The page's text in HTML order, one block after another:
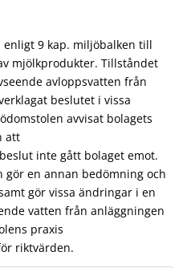
9 kap. miljöbalken till
mjölkprodukter. Tillståndet
avloppsvatten från
beslutet i vissa
avvisat bolagets
att
inte gått bolaget emot.
gör en annan bedömning och
gör vissa ändringar i en
vatten från anläggningen
praxis
riktvärden.